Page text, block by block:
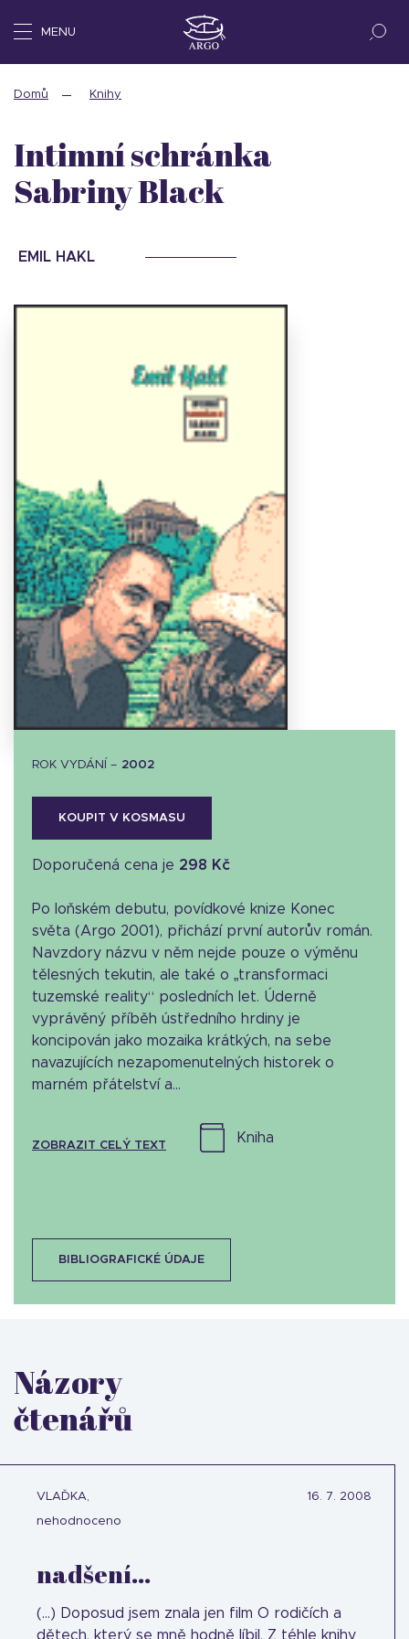
MENU
Domů Knihy
Intimní schránka
Sabriny Black
EMIL HAKL
ROK VYDÁNÍ – 2002
KOUPIT V KOSMASU
Doporučená cena je 298 Kč
Po loňském debutu, povídkové knize Konec
světa (Argo 2001), přichází první autorův román.
Navzdory názvu v něm nejde pouze o výměnu
tělesných tekutin, ale také o „transformaci
tuzemské reality“ posledních let. Úderně
vyprávěný příběh ústředního hrdiny je
koncipován jako mozaika krátkých, na sebe
navazujících nezapomenutelných historek o
marném přátelství a...
ZOBRAZIT CELÝ TEXT
kniha
BIBLIOGRAFICKÉ ÚDAJE
Názory
čtenářů
VLAĎKA,
nehodnoceno
16. 7. 2008
nadšení...
(...) Doposud jsem znala jen film O rodičích a
dětech, který se mně hodně líbil. Z téhle knihy